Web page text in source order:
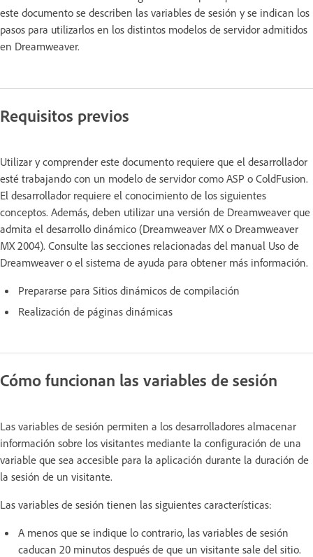
este documento se describen las variables de sesión y se indican los
pasos para utilizarlos en los distintos modelos de servidor admitidos
en Dreamweaver.
Requisitos previos
Utilizar y comprender este documento requiere que el desarrollador
esté trabajando con un modelo de servidor como ASP o ColdFusion.
El desarrollador requiere el conocimiento de los siguientes
conceptos. Además, deben utilizar una versión de Dreamweaver que
admita el desarrollo dinámico (Dreamweaver MX o Dreamweaver
MX 2004). Consulte las secciones relacionadas del manual Uso de
Dreamweaver o el sistema de ayuda para obtener más información.
Prepararse para Sitios dinámicos de compilación
Realización de páginas dinámicas
Cómo funcionan las variables de sesión
Las variables de sesión permiten a los desarrolladores almacenar
información sobre los visitantes mediante la configuración de una
variable que sea accesible para la aplicación durante la duración de
la sesión de un visitante.
Las variables de sesión tienen las siguientes características:
A menos que se indique lo contrario, las variables de sesión
caducan 20 minutos después de que un visitante sale del sitio.